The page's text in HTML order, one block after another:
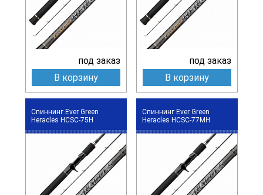
под заказ
В корзину
под заказ
В корзину
Спиннинг Ever Green
Heracles HCSC-75H
Спиннинг Ever Green
Heracles HCSC-77MH